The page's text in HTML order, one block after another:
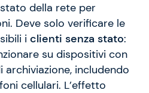
della rete per
Deve solo verificare le
i clienti senza stato:
su dispositivi con
includendo
cellulari. L’effetto